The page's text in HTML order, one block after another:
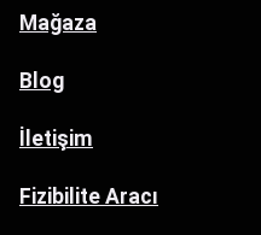
Mağaza
Blog
İletişim
Fizibilite Aracı